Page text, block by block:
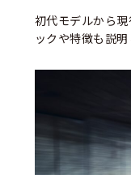
初代モデルから
ックや特徴も説明